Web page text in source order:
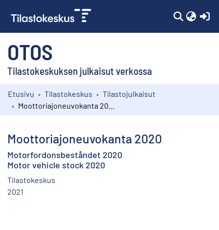
OTOS
Tilastokeskuksen julkaisut verkossa
Kokoelmat
Etusivu Tilastokeskus
Tilastojulkaisut
Moottoriajoneuvokanta 2020
Motorfordonsbeståndet 2020
Motor vehicle stock 2020
Tilastokeskus
2021